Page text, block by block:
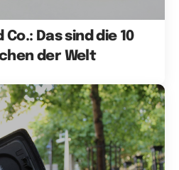
Co.: Das sind die 10
der Welt